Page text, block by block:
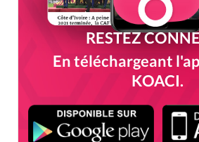
RESTEZ
En téléchargeant
KOACI.